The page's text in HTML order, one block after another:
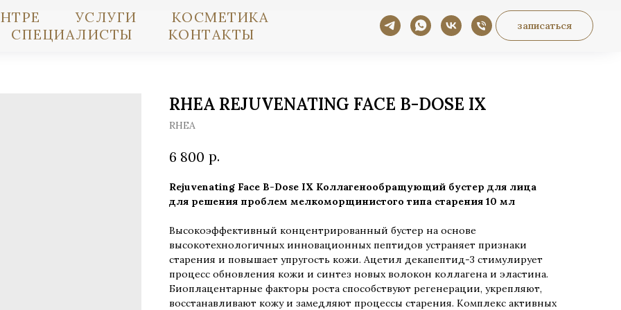
УСЛУГИ
КОСМЕТИКА
СПЕЦИАЛИСТЫ
КОНТАКТЫ
записаться
RHEA REJUVENATING FACE B-DOSE IX
RHEA
6 800 р.
Rejuvenating Face B-Dose IX Коллагенообращующий бустер для лица
для решения проблем мелкоморщинистого типа старения 10 мл
Высокоэффективный концентрированный бустер на основе
высокотехнологичных инновационных пептидов устраняет признаки
старения и повышает упругость кожи. Ацетил декапептид-3 стимулирует
процесс обновления кожи и синтез новых волокон коллагена и эластина.
Биоплацентарные факторы роста способствуют регенерации, укрепляют,
восстанавливают кожу и замедляют процессы старения. Комплекс активных